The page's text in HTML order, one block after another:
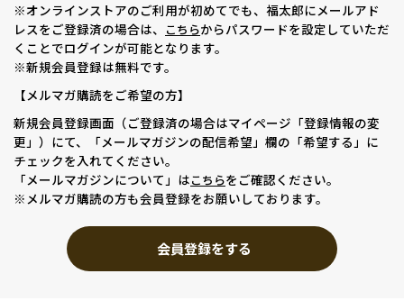
※オンラインストアのご利用が初めてでも、福太郎にメールアド
レスをご登録済の場合は、 こちらからパスワードを設定していただ
くことでログインが可能となります。
※新規会員登録は無料です。
【メルマガ購読をご希望の方】
新規会員登録画面（ご登録済の場合はマイページ「登録情報の変
更」）にて、「メールマガジンの配信希望」欄の「希望する」に
チェックを入れてください。
「メールマガジンについて」はこちらをご確認ください。
※メルマガ購読の方も会員登録をお願いしております。
会員登録をする